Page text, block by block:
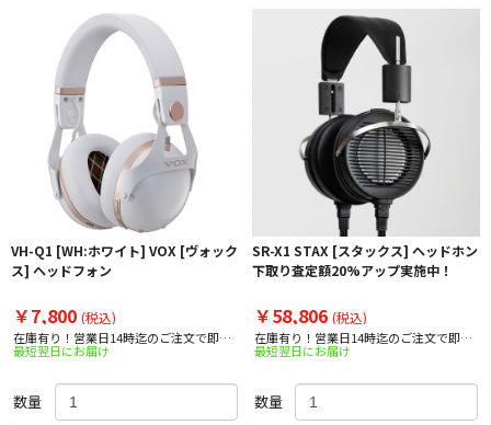
VH-Q1 [WH:ホワイト] VOX [ヴォック
ス] ヘッドフォン
￥7,800 (税込)
在庫有り！営業日14時迄のご注文で即日
出荷！
最短翌日にお届け
数量
SR-X1 STAX [スタックス] ヘッドホン
下取り査定額20%アップ実施中！
￥58,806 (税込)
在庫有り！営業日14時迄のご注文で即日
出荷！
最短翌日にお届け
数量